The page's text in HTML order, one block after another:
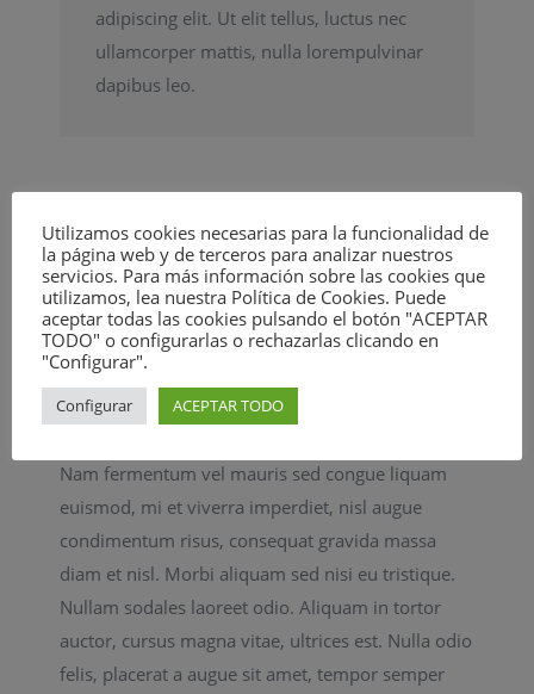
adipiscing elit. Ut elit tellus, luctus nec
ullamcorper mattis, nulla lorempulvinar
dapibus leo.
Nulla odio felis placerat a
augue
Elinc bibendum, elit vel lacinia hendrerit, ante
nulla rhoncus arcu, egestas sollicitudin massa
massa id diam. Mauris id ipsum at odio convallis
mollis sed eu velit. Vivamus vitae velit sem.
Nam fermentum vel mauris sed congue liquam
euismod, mi et viverra imperdiet, nisl augue
condimentum risus, consequat gravida massa
diam et nisl. Morbi aliquam sed nisi eu tristique.
Nullam sodales laoreet odio. Aliquam in tortor
auctor, cursus magna vitae, ultrices est. Nulla odio
felis, placerat a augue sit amet, tempor semper
Utilizamos cookies necesarias para la funcionalidad de
la página web y de terceros para analizar nuestros
servicios. Para más información sobre las cookies que
utilizamos, lea nuestra Política de Cookies. Puede
aceptar todas las cookies pulsando el botón "ACEPTAR
TODO" o configurarlas o rechazarlas clicando en
"Configurar".
Configurar ACEPTAR TODO